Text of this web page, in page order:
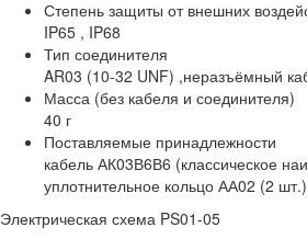
Степень защиты от внешних
IP65 , IP68
Тип соединителя
AR03 (10-32 UNF) ,неразъёмный
Масса (без кабеля и соединителя)
40 г
Поставляемые принадлежности
кабель АК03В6В6 (классическое
уплотнительное кольцо АА02 (2 шт.)
Электрическая схема PS01-05